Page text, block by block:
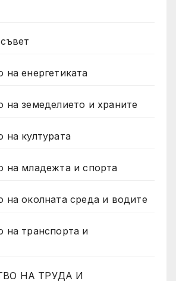
на енергетиката
на земеделието и храните
на културата
на младежта и спорта
на околната среда и водите
на транспорта и
НА ТРУДА И